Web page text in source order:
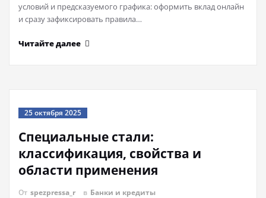
условий и предсказуемого графика: оформить вклад онлайн
и сразу зафиксировать правила…
Читайте далее
25 октября 2025
Специальные стали:
классификация, свойства и
области применения
От spezpressa_r в Банки и кредиты